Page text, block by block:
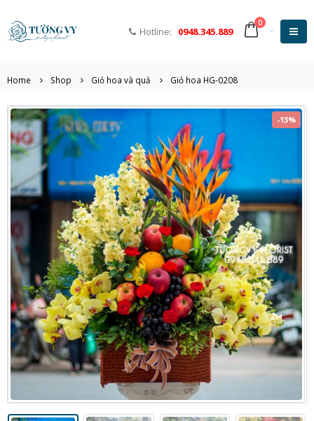
Hotline: 0948.345.889
0
Home Shop Giỏ hoa và quả Giỏ hoa HG-0208
-13%